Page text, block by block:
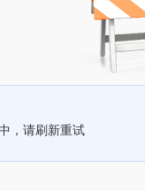
，请刷新重试